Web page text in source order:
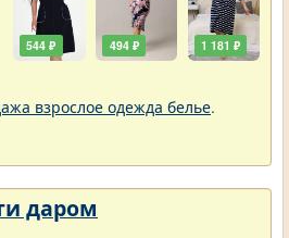
544 ₽ 494 ₽ 1 181 ₽
взрослое одежда белье.
даром